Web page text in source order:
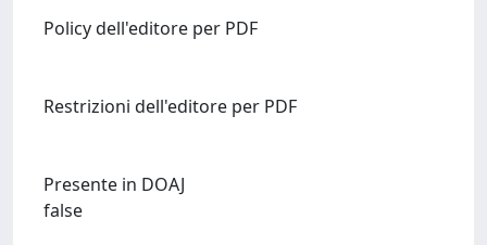
Policy dell'editore per PDF
Restrizioni dell'editore per PDF
Presente in DOAJ